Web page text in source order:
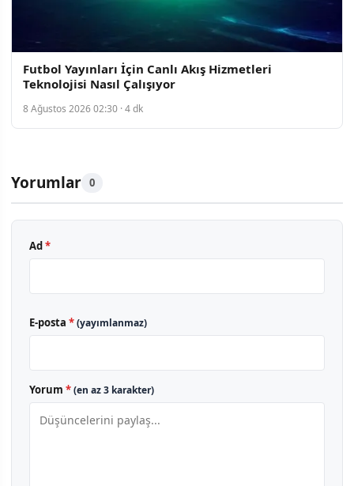
Futbol Yayınları İçin Canlı Akış Hizmetleri
Teknolojisi Nasıl Çalışıyor
8 Ağustos 2026 02:30 · 4 dk
Yorumlar 0
Ad*
E-posta *(yayımlanmaz)
Yorum *(en az 3 karakter)